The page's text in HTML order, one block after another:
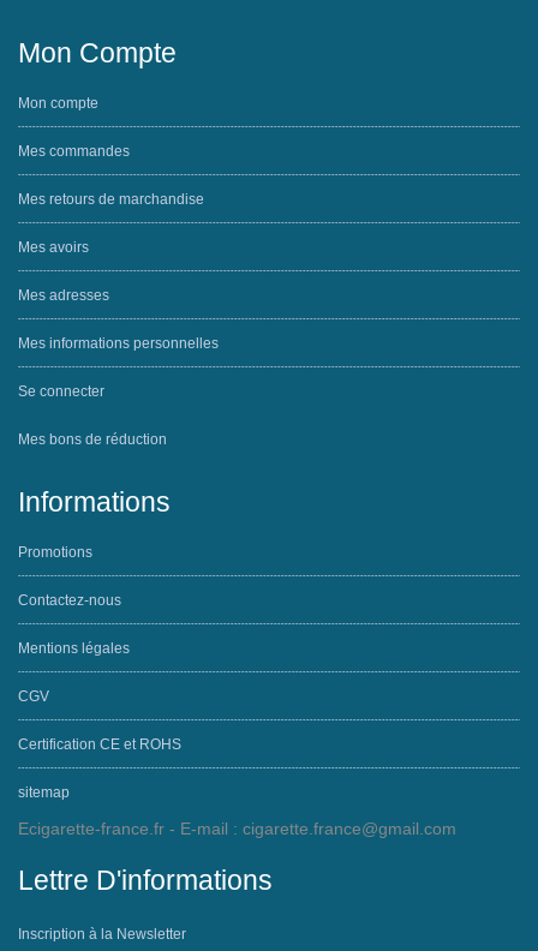
Mon Compte
Mon compte
Mes commandes
Mes retours de marchandise
Mes avoirs
Mes adresses
Mes informations personnelles
Se connecter
Mes bons de réduction
Informations
Promotions
Contactez-nous
Mentions légales
CGV
Certification CE et ROHS
sitemap
Ecigarette-france.fr - E-mail : cigarette.france@gmail.com
Lettre D'informations
Inscription à la Newsletter